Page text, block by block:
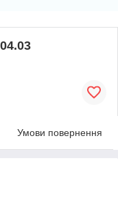
Умови повернення